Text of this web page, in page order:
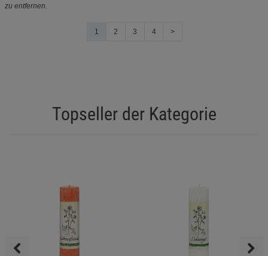
zu entfernen.
1 2 3 4 >
Topseller der Kategorie